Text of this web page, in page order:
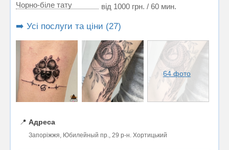
Чорно-біле тату
від 1000 грн. / 60 мин.
➡️ Усі послуги та ціни (27)
64 фото
📍 Адреса
Запоріжжя, Юбилейный пр., 29 р-н. Хортицький